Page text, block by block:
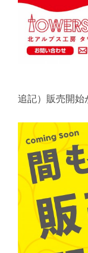
追記）販売開始